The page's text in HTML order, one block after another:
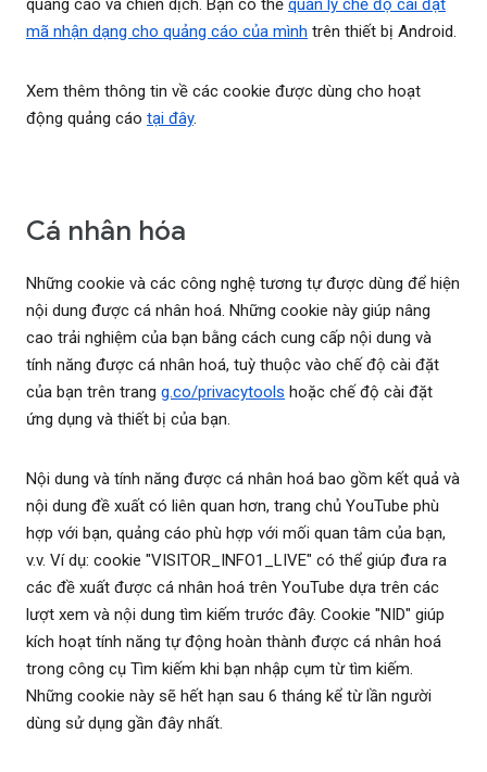
quảng cáo và chiến dịch. Bạn có thể quản lý chế độ cài đặt
mã nhận dạng cho quảng cáo của mình trên thiết bị Android.
Xem thêm thông tin về các cookie được dùng cho hoạt
động quảng cáo tại đây.
Cá nhân hóa
Những cookie và các công nghệ tương tự được dùng để hiện
nội dung được cá nhân hoá. Những cookie này giúp nâng
cao trải nghiệm của bạn bằng cách cung cấp nội dung và
tính năng được cá nhân hoá, tuỳ thuộc vào chế độ cài đặt
của bạn trên trang g.co/privacytools hoặc chế độ cài đặt
ứng dụng và thiết bị của bạn.
Nội dung và tính năng được cá nhân hoá bao gồm kết quả và
nội dung đề xuất có liên quan hơn, trang chủ YouTube phù
hợp với bạn, quảng cáo phù hợp với mối quan tâm của bạn,
v.v. Ví dụ: cookie "VISITOR_INFO1_LIVE" có thể giúp đưa ra
các đề xuất được cá nhân hoá trên YouTube dựa trên các
lượt xem và nội dung tìm kiếm trước đây. Cookie "NID" giúp
kích hoạt tính năng tự động hoàn thành được cá nhân hoá
trong công cụ Tìm kiếm khi bạn nhập cụm từ tìm kiếm.
Những cookie này sẽ hết hạn sau 6 tháng kể từ lần người
dùng sử dụng gần đây nhất.